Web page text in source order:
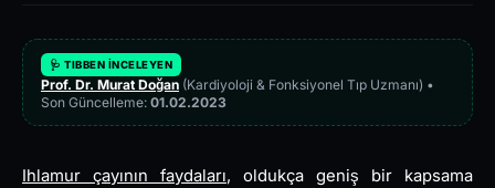
🩺 TIBBEN İNCELEYEN
Prof. Dr. Murat Doğan (Kardiyoloji & Fonksiyonel Tıp Uzmanı) •
Son Güncelleme: 01.02.2023
Ihlamur çayının faydaları, oldukça geniş bir kapsama